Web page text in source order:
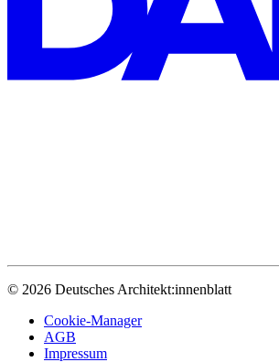
© 2026 Deutsches Architekt:innenblatt
Cookie-Manager
AGB
Impressum